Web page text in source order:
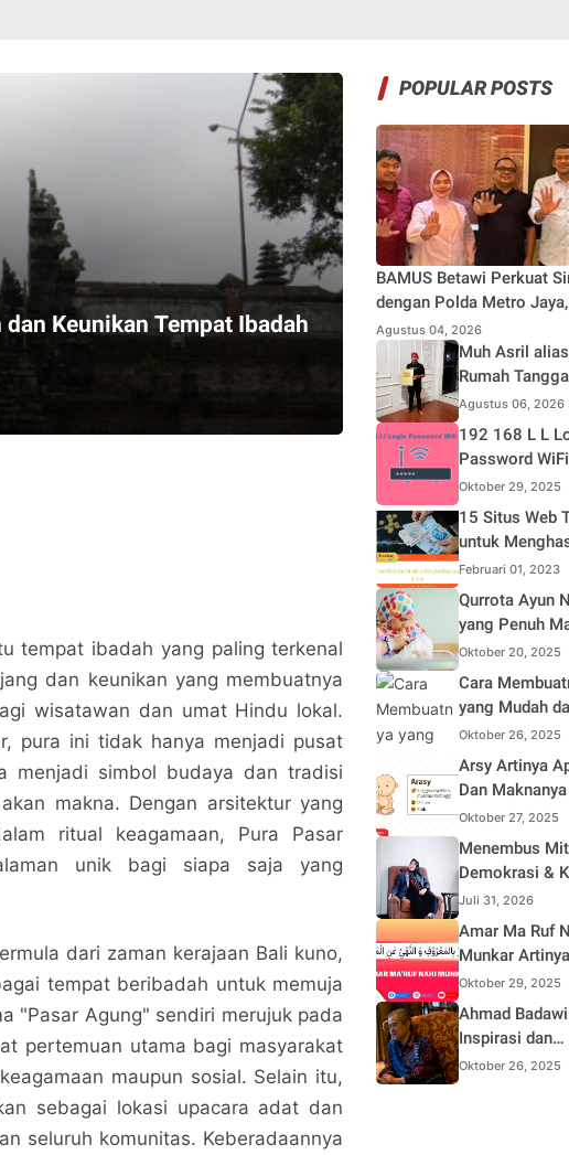
Keunikan Tempat Ibadah
tempat ibadah yang paling terkenal
dan keunikan yang membuatnya
wisatawan dan umat Hindu lokal.
pura ini tidak hanya menjadi pusat
menjadi simbol budaya dan tradisi
makna. Dengan arsitektur yang
ritual keagamaan, Pura Pasar
unik bagi siapa saja yang
dari zaman kerajaan Bali kuno,
tempat beribadah untuk memuja
"Pasar Agung" sendiri merujuk pada
pertemuan utama bagi masyarakat
maupun sosial. Selain itu,
sebagai lokasi upacara adat dan
seluruh komunitas. Keberadaannya
POPULAR POSTS
BAMUS Betawi Perkuat
dengan Polda Metro Jaya,
Tegaskan Komitmen
Jakarta Aman, Damai, dan
Kondusif Jelang HUT ke-
Republik Indonesia
Agustus 04, 2026
Muh Asril
Rumah
Kreator Kocak
Jago Bikin
Suami Takut
Agustus 06, 2026
192 168 L L
Password WiFi
Indihome
2025
Oktober 29, 2025
15 Situs Web
untuk
Uang Online
Februari 01, 2023
Qurrota Ayun
yang Penuh
dalam
Muslim
Oktober 20, 2025
Cara
yang Mudah
Efisien untuk
Oktober 26, 2025
Arsy Artinya
Dan
Mendalam
Oktober 27, 2025
Menembus
Demokrasi &
Sosial: Adv.
Fariha
Soroti Distorsi
Simpati Publik
Aksi Main
Sendiri
Juli 31, 2026
Amar Ma Ruf
Munkar
Maknanya
Islam
Oktober 29, 2025
Ahmad
Inspirasi dan
Perjalanan
Oktober 26, 2025